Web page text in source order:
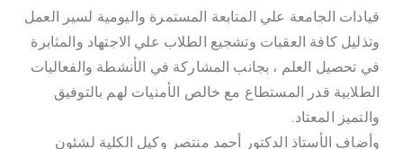
قيادات الجامعة علي المتابعة المستمرة واليومية لسير العمل
وتذليل كافة العقبات وتشجيع الطلاب علي الاجتهاد والمثابرة
في تحصيل العلم ، بجانب المشاركة في الأنشطة والفعاليات
الطلابية قدر المستطاع مع خالص الأمنيات لهم بالتوفيق
والتميز المعتاد.
وأضاف الأستاذ الدكتور أحمد منتصر وكيل الكلية لشئون